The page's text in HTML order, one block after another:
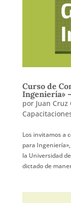
Curso de
Ingeniería»
por Juan Cruz
Los invitamos a
para
la Universidad
dictado de